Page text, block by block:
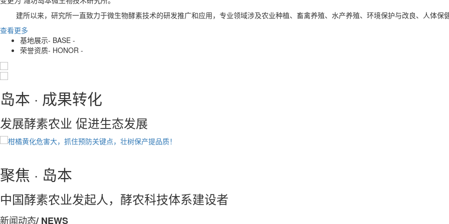
建所以来，研究所一直致力于微生物酵素技术的研发推广和应用，专业领域涉及农业种植、畜禽养殖、水产养殖、环境保护与改良、人体保健
查看更多
基地展示- BASE -
荣誉资质- HONOR -
岛本 · 成果转化
发展酵素农业 促进生态发展
聚焦 · 岛本
中国酵素农业发起人，酵农科技体系建设者
新闻动态/ NEWS